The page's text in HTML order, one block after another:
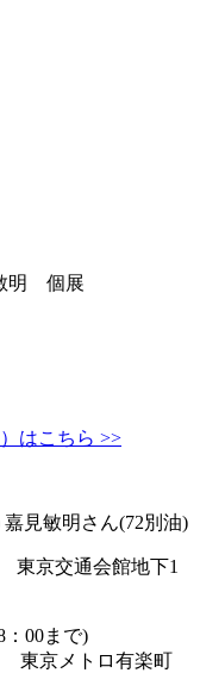
明 個展
はこちら >>
嘉見敏明さん(72別油)
東京交通会館地下1
：00まで)
東京メトロ有楽町